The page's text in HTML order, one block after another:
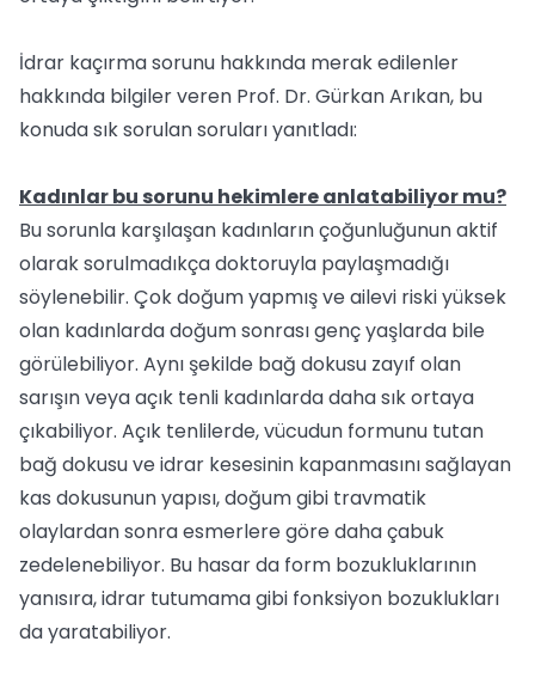
İdrar kaçırma sorunu hakkında merak edilenler
hakkında bilgiler veren Prof. Dr. Gürkan Arıkan, bu
konuda sık sorulan soruları yanıtladı:
Kadınlar bu sorunu hekimlere anlatabiliyor mu?
Bu sorunla karşılaşan kadınların çoğunluğunun aktif
olarak sorulmadıkça doktoruyla paylaşmadığı
söylenebilir. Çok doğum yapmış ve ailevi riski yüksek
olan kadınlarda doğum sonrası genç yaşlarda bile
görülebiliyor. Aynı şekilde bağ dokusu zayıf olan
sarışın veya açık tenli kadınlarda daha sık ortaya
çıkabiliyor. Açık tenlilerde, vücudun formunu tutan
bağ dokusu ve idrar kesesinin kapanmasını sağlayan
kas dokusunun yapısı, doğum gibi travmatik
olaylardan sonra esmerlere göre daha çabuk
zedelenebiliyor. Bu hasar da form bozukluklarının
yanısıra, idrar tutumama gibi fonksiyon bozuklukları
da yaratabiliyor.